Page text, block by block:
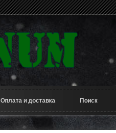
Оплата и доставка Поиск